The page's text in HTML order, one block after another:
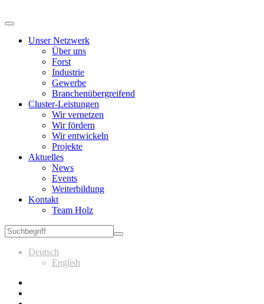
Unser Netzwerk
Über uns
Forst
Industrie
Gewerbe
Branchenübergreifend
Cluster-Leistungen
Wir vernetzen
Wir fördern
Wir entwickeln
Projekte
Aktuelles
News
Events
Weiterbildung
Kontakt
Team Holz
Deutsch
English